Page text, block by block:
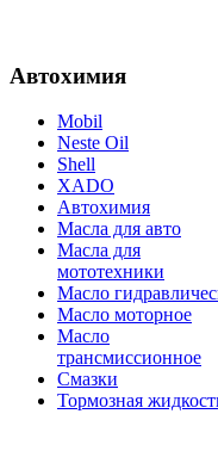
Автохимия
Mobil
Neste Oil
Shell
XADO
Автохимия
Масла для авто
Масла для
мототехники
Масло
Масло моторное
Масло
трансмиссионное
Смазки
Тормозная